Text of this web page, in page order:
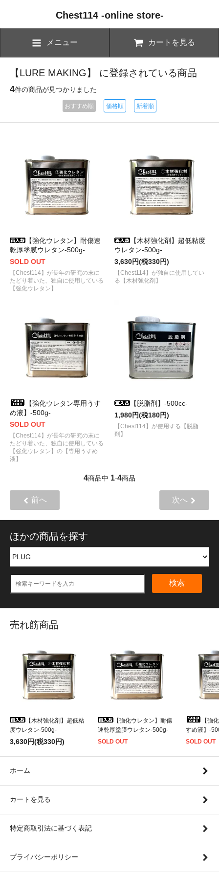
Chest114 -online store-
メニュー カートを見る
【LURE MAKING】 に登録されている商品
4件の商品が見つかりました
おすすめ順 価格順 新着順
【強化ウレタン】耐傷速
乾厚塗膜ウレタン-500g-
SOLD OUT
【Chest114】が長年の研究の末に
たどり着いた、独自に使用している
【強化ウレタン】
【木材強化剤】超低粘度
ウレタン-500g-
3,630円(税330円)
【Chest114】が独自に使用してい
る【木材強化剤】
【強化ウレタン専用うす
め液】-500g-
SOLD OUT
【Chest114】が長年の研究の末に
たどり着いた、独自に使用している
【強化ウレタン】の【専用うすめ
液】
【脱脂剤】-500cc-
1,980円(税180円)
【Chest114】が使用する【脱脂
剤】
4商品中 1-4商品
前へ 次へ
ほかの商品を探す
検索
売れ筋商品
【木材強化剤】超低粘
度ウレタン-500g-
3,630円(税330円)
【強化ウレタン】耐傷
速乾厚塗膜ウレタン-500g-
SOLD OUT
【強
すめ液】-
SOLD OUT
ホーム
カートを見る
特定商取引法に基づく表記
プライバシーポリシー